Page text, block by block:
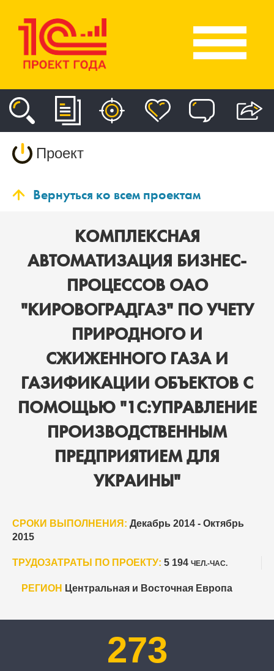
Проект
Вернуться ко всем проектам
КОМПЛЕКСНАЯ
АВТОМАТИЗАЦИЯ БИЗНЕС-
ПРОЦЕССОВ ОАО
"КИРОВОГРАДГАЗ" ПО УЧЕТУ
ПРИРОДНОГО И
СЖИЖЕННОГО ГАЗА И
ГАЗИФИКАЦИИ ОБЪЕКТОВ С
ПОМОЩЬЮ "1С:УПРАВЛЕНИЕ
ПРОИЗВОДСТВЕННЫМ
ПРЕДПРИЯТИЕМ ДЛЯ
УКРАИНЫ"
СРОКИ ВЫПОЛНЕНИЯ: Декабрь 2014 - Октябрь
2015
ТРУДОЗАТРАТЫ ПО ПРОЕКТУ: 5 194 ЧЕЛ.-ЧАС.
РЕГИОН Центральная и Восточная Европа
273